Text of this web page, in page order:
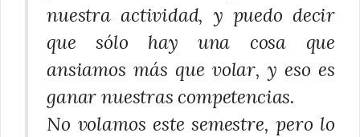
nuestra actividad, y puedo decir
que sólo hay una cosa que
ansiamos más que volar, y eso es
ganar nuestras competencias.
No volamos este semestre, pero lo